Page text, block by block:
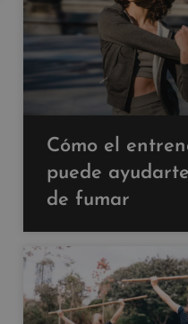
Cómo el
puede
de fumar